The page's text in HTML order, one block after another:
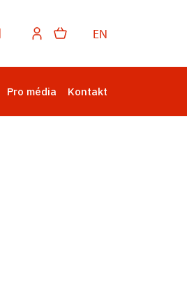
EN
Pro média Kontakt